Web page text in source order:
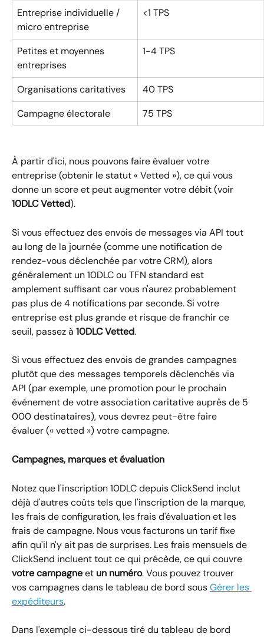
Entreprise individuelle /
micro entreprise
<1 TPS
Petites et moyennes
entreprises
1-4 TPS
Organisations caritatives
40 TPS
Campagne électorale
75 TPS
À partir d'ici, nous pouvons faire évaluer votre
entreprise (obtenir le statut « Vetted »), ce qui vous
donne un score et peut augmenter votre débit (voir
10DLC Vetted).
Si vous effectuez des envois de messages via API tout
au long de la journée (comme une notification de
rendez-vous déclenchée par votre CRM), alors
généralement un 10DLC ou TFN standard est
amplement suffisant car vous n'aurez probablement
pas plus de 4 notifications par seconde. Si votre
entreprise est plus grande et risque de franchir ce
seuil, passez à 10DLC Vetted.
Si vous effectuez des envois de grandes campagnes
plutôt que des messages temporels déclenchés via
API (par exemple, une promotion pour le prochain
événement de votre association caritative auprès de 5
000 destinataires), vous devrez peut-être faire
évaluer (« vetted ») votre campagne.
Campagnes, marques et évaluation
Notez que l'inscription 10DLC depuis ClickSend inclut
déjà d'autres coûts tels que l'inscription de la marque,
les frais de configuration, les frais d'évaluation et les
frais de campagne. Nous vous facturons un tarif fixe
afin qu'il n'y ait pas de surprises. Les frais mensuels de
ClickSend incluent tout ce qui précède, ce qui couvre
votre campagne et un numéro. Vous pouvez trouver
vos campagnes dans le tableau de bord sous Gérer les
expéditeurs.
Dans l'exemple ci-dessous tiré du tableau de bord